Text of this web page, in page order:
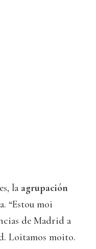
la agrupación
“Estou moi
de Madrid a
Loitamos moito.